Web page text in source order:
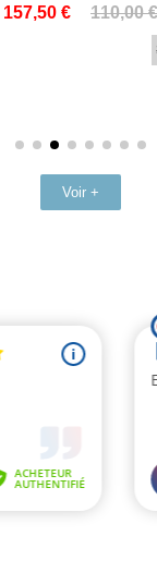
157,50 € 110,00 €
Prix
Prix
Voir +